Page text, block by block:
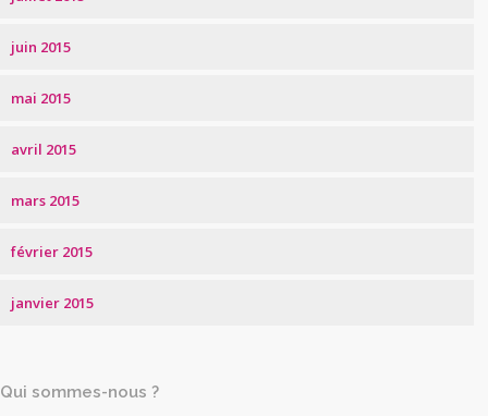
juin 2015
mai 2015
avril 2015
mars 2015
février 2015
janvier 2015
Qui sommes-nous ?